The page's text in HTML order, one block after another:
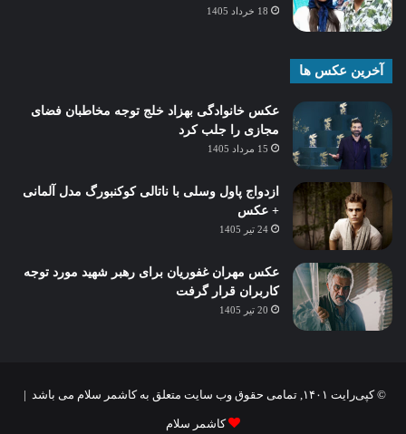
18 خرداد 1405
آخرین عکس ها
عکس خانوادگی بهزاد خلج توجه مخاطبان فضای
مجازی را جلب کرد
15 مرداد 1405
ازدواج پاول وسلی با ناتالی کوکنبورگ مدل آلمانی
+ عکس
24 تیر 1405
عکس مهران غفوریان برای رهبر شهید مورد توجه
کاربران قرار گرفت
20 تیر 1405
© کپی‌رایت ۱۴۰۱, تمامی حقوق وب سایت متعلق به کاشمر سلام می باشد |
کاشمر سلام